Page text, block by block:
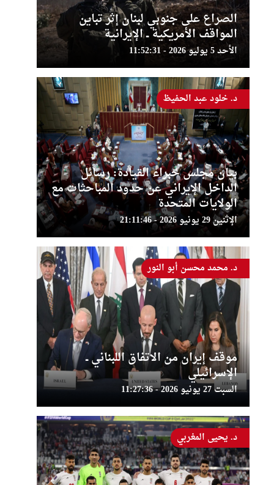
الصراع على جنوبي لبنان إثر تباين
المواقف الأمريكية ــ الإيرانية
الأحد 5 يوليو 2026 - 11:52:31
بيان مجلس خبراء القيادة: رسائل
الداخل الإيراني عن حدود المباحثات مع
الولايات المتحدة
الإثنين 29 يونيو 2026 - 21:11:46
د. خلود عبد الحفيظ
موقف إيران من الاتفاق اللبناني ــ
الإسرائيلي
السبت 27 يونيو 2026 - 11:27:36
د. محمد محسن أبو النور
د. يحيى المغربي